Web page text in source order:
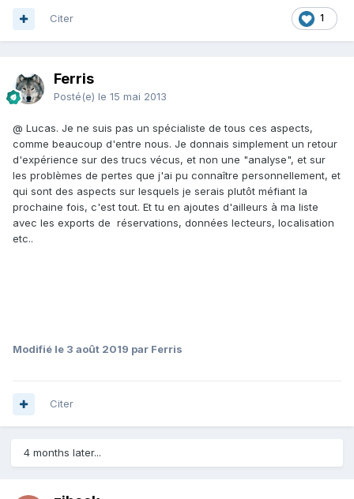
1
Citer
Ferris
Posté(e) le 15 mai 2013
@ Lucas. Je ne suis pas un spécialiste de tous ces aspects,
comme beaucoup d'entre nous. Je donnais simplement un retour
d'expérience sur des trucs vécus, et non une "analyse", et sur
les problèmes de pertes que j'ai pu connaître personnellement, et
qui sont des aspects sur lesquels je serais plutôt méfiant la
prochaine fois, c'est tout. Et tu en ajoutes d'ailleurs à ma liste
avec les exports de réservations, données lecteurs, localisation
etc..
Modifié le 3 août 2019 par Ferris
Citer
4 months later...